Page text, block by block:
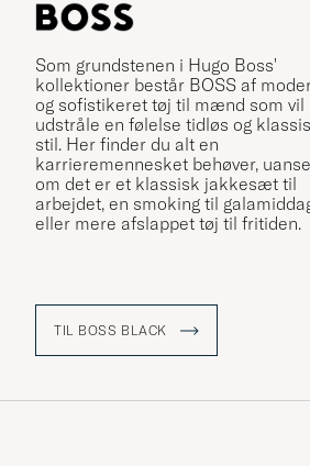
Som grundstenen i Hugo Boss'
kollektioner består BOSS af
og sofistikeret tøj til mænd som vil
udstråle en følelse tidløs og
stil. Her finder du alt en
karrieremennesket behøver,
om det er et klassisk jakkesæt til
arbejdet, en smoking til
eller mere afslappet tøj til fritiden.
TIL BOSS BLACK